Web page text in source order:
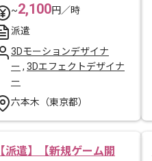
~2,100円／時
派遣
3Dモーションデザイナ
ー , 3Dエフェクトデザイナ
ー
六本木（東京都）
【派遣】【新規ゲーム開